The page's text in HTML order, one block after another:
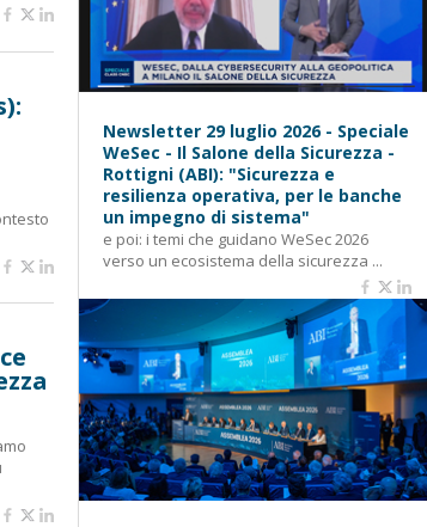
Newsletter 29 luglio 2026 - Speciale
WeSec - Il Salone della Sicurezza -
Rottigni (ABI): "Sicurezza e
resilienza operativa, per le banche
un impegno di sistema"
e poi: i temi che guidano WeSec 2026
verso un ecosistema della sicurezza ...